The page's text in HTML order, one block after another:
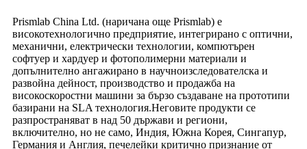
Prismlab China Ltd. (наричана още Prismlab) е
високотехнологично предприятие, интегрирано с оптични,
механични, електрически технологии, компютърен
софтуер и хардуер и фотополимерни материали и
допълнително ангажирано в научноизследователска и
развойна дейност, производство и продажба на
високоскоростни машини за бързо създаване на прототипи
базирани на SLA технология.Неговите продукти се
разпространяват в над 50 държави и региони,
включително, но не само, Индия, Южна Корея, Сингапур,
Германия и Англия, печелейки критично признание от